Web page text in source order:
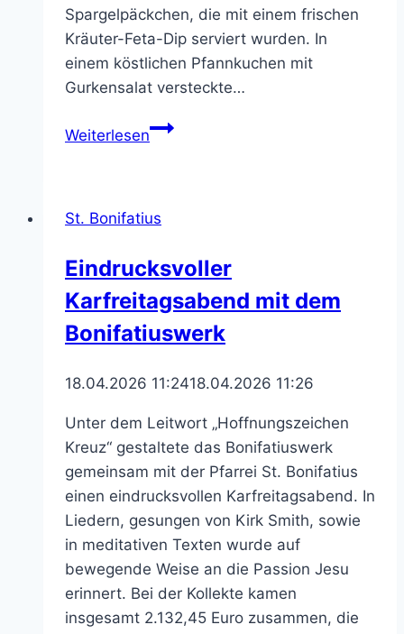
Spargelpäckchen, die mit einem frischen
Kräuter-Feta-Dip serviert wurden. In
einem köstlichen Pfannkuchen mit
Gurkensalat versteckte…
WeiterlesenSchnell,
–
Das
diesjährige
des
St.
Laurentius
St. Bonifatius
Eindrucksvoller
Karfreitagsabend mit dem
Bonifatiuswerk
18.04.2026 11:2418.04.2026 11:26
Unter dem Leitwort „Hoffnungszeichen
Kreuz“ gestaltete das Bonifatiuswerk
gemeinsam mit der Pfarrei St. Bonifatius
einen eindrucksvollen Karfreitagsabend. In
Liedern, gesungen von Kirk Smith, sowie
in meditativen Texten wurde auf
bewegende Weise an die Passion Jesu
erinnert. Bei der Kollekte kamen
insgesamt 2.132,45 Euro zusammen, die